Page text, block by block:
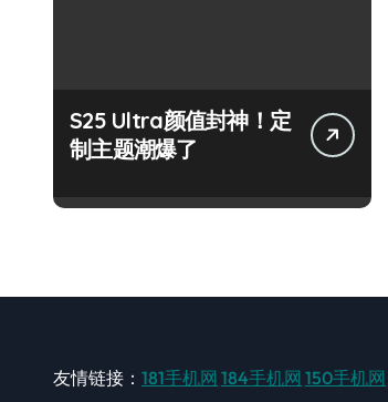
S25 Ultra颜值封神！定
制主题潮爆了
友情链接： 181手机网 184手机网 150手机网